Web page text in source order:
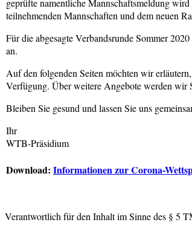
geprüfte namentliche Mannschaftsmeldung
teilnehmenden Mannschaften und dem neuen
Für die abgesagte Verbandsrunde Sommer
an.
Auf den folgenden Seiten möchten wir
Verfügung. Über weitere Angebote werden wir
Bleiben Sie gesund und lassen Sie uns
Ihr
WTB-Präsidium
Download: Informationen zur Corona-
Verantwortlich für den Inhalt im Sinne des § 5